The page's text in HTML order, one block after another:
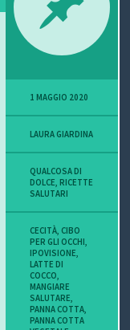
1 MAGGIO 2020
LAURA GIARDINA
QUALCOSA DI
DOLCE ,RICETTE
SALUTARI
CECITÀ CIBO
PER GLI OCCHI
IPOVISIONE
LATTE DI
COCCO
MANGIARE
SALUTARE
PANNA COTTA
PANNA COTTA